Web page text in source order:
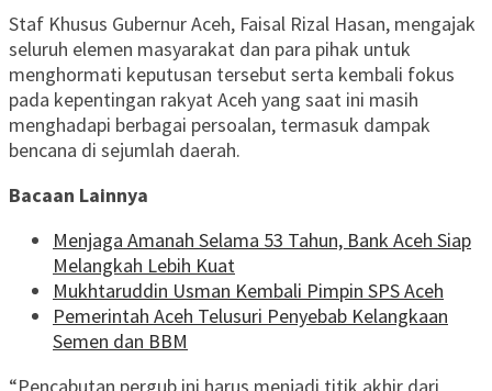
Staf Khusus Gubernur Aceh, Faisal Rizal Hasan, mengajak
seluruh elemen masyarakat dan para pihak untuk
menghormati keputusan tersebut serta kembali fokus
pada kepentingan rakyat Aceh yang saat ini masih
menghadapi berbagai persoalan, termasuk dampak
bencana di sejumlah daerah.
Bacaan Lainnya
Menjaga Amanah Selama 53 Tahun, Bank Aceh Siap
Melangkah Lebih Kuat
Mukhtaruddin Usman Kembali Pimpin SPS Aceh
Pemerintah Aceh Telusuri Penyebab Kelangkaan
Semen dan BBM